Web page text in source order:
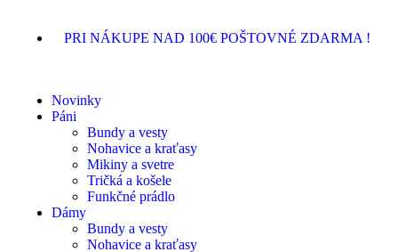
PRI NÁKUPE NAD 100€ POŠTOVNÉ ZDARMA !
Novinky
Páni
Bundy a vesty
Nohavice a kraťasy
Mikiny a svetre
Tričká a košele
Funkčné prádlo
Dámy
Bundy a vesty
Nohavice a kraťasy